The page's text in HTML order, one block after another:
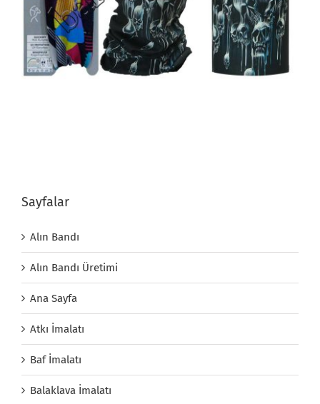
Sayfalar
Alın Bandı
Alın Bandı Üretimi
Ana Sayfa
Atkı İmalatı
Baf İmalatı
Balaklava İmalatı